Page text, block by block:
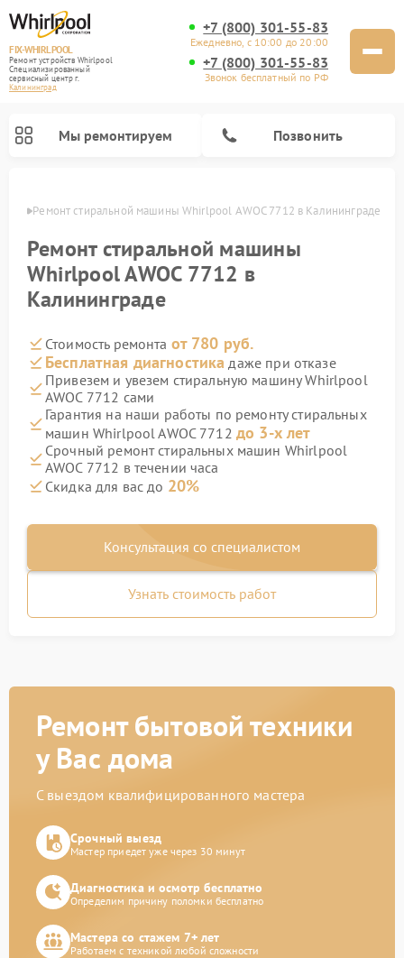
FIX-WHIRLPOOL
Ремонт устройств Whirlpool
Специализированный
cервисный центр г.
Калининград
+7 (800) 301-55-83
Ежедневно, с 10:00 до 20:00
+7 (800) 301-55-83
Звонок бесплатный по РФ
Мы ремонтируем Позвонить
Ремонт стиральной машины Whirlpool AWOC 7712 в Калининграде
Ремонт стиральной машины
Whirlpool AWOC 7712 в
Калининграде
Стоимость ремонта от 780 руб.
Бесплатная диагностика даже при отказе
Привезем и увезем стиральную машину Whirlpool
AWOC 7712 сами
Гарантия на наши работы по ремонту стиральных
машин Whirlpool AWOC 7712 до 3-х лет
Срочный ремонт стиральных машин Whirlpool
AWOC 7712 в течении часа
Скидка для вас до 20%
Консультация со специалистом
Узнать стоимость работ
Ремонт бытовой техники
у Вас дома
С выездом квалифицированного мастера
Срочный выезд
Мастер приедет уже через 30 минут
Диагностика и осмотр бесплатно
Определим причину поломки бесплатно
Мастера со стажем 7+ лет
Работаем с техникой любой сложности